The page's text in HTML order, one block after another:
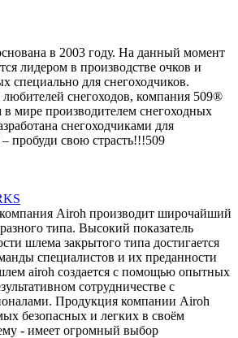
в 2003 году. На данный момент
лидером в производстве очков и
специально для снегоходчиков.
любителей снегоходов, компания 509®
в мире производителем снегоходных
снегоходчиками для
пробуди свою страсть!!!509
Airoh производит широчайший
типа. Высокий показатель
шлема закрытого типа достигается
специалистов и их преданности
airoh создается с помощью опытных
сотрудничестве с
Продукция компании Airoh
безопасных и легких в своём
- имеет огромный выбор